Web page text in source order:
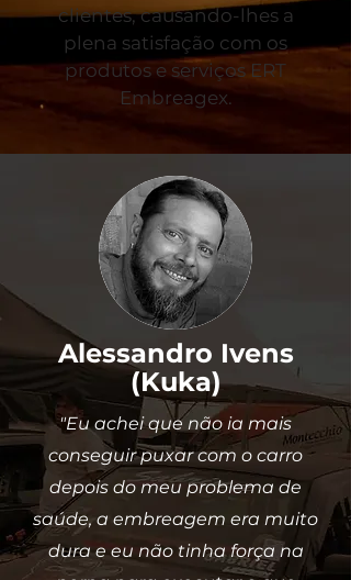
clientes, causando-lhes a
plena satisfação com os
produtos e serviços ERT
Embreagex.
Alessandro Ivens
(Kuka)
"Eu achei que não ia mais
conseguir puxar com o carro
depois do meu problema de
saúde, a embreagem era muito
dura e eu não tinha força na